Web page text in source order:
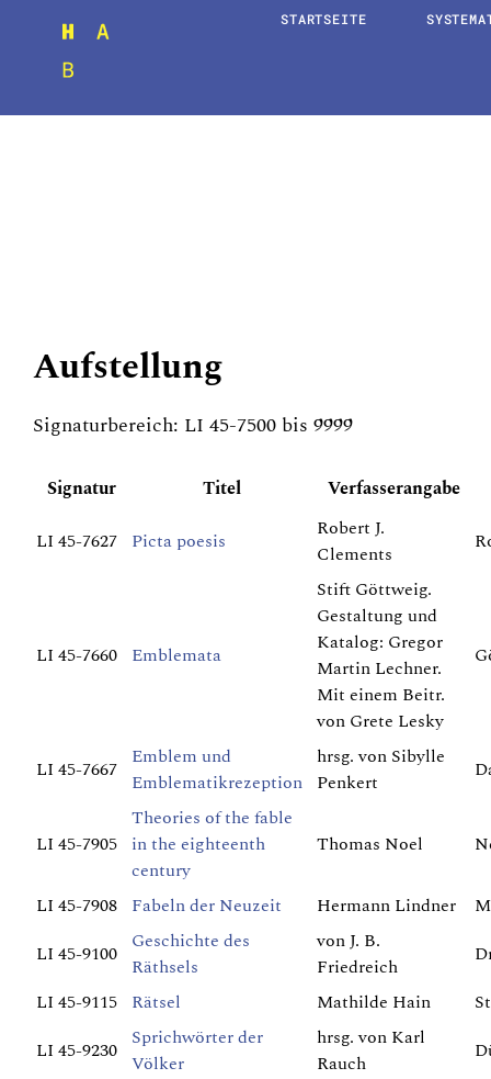
STARTSEITE
Aufstellung
Signaturbereich: LI 45-7500 bis 9999
Signatur Titel
Verfasserangabe
LI 45-7627 Picta poesis
Robert J.
Clements
LI 45-7660 Emblemata
Stift Göttweig.
Gestaltung und
Katalog: Gregor
Martin Lechner.
Mit einem Beitr.
von Grete Lesky
LI 45-7667 Emblem und
Emblematikrezeption
hrsg. von Sibylle
Penkert
LI 45-7905
Theories of the fable
in the eighteenth
century
Thomas Noel
LI 45-7908 Fabeln der Neuzeit Hermann Lindner
LI 45-9100 Geschichte des
Räthsels
von J. B.
Friedreich
LI 45-9115 Rätsel Mathilde Hain
LI 45-9230 Sprichwörter der
Völker
hrsg. von Karl
Rauch